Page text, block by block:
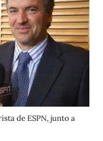
de ESPN, junto a